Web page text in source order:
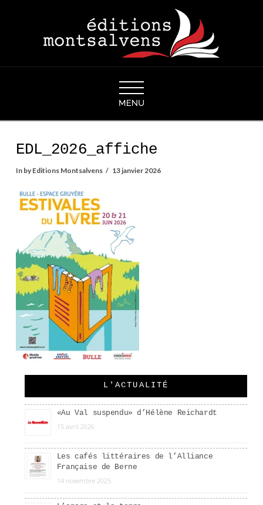
EDL_2026_affiche
In by Editions Montsalvens 13 janvier 2026
L'ACTUALITÉ
«Au Val suspendu» d’Hélène Reichardt
15 avril 2026
Les cafés littéraires de l’Alliance
Française de Berne
14 novembre 2025